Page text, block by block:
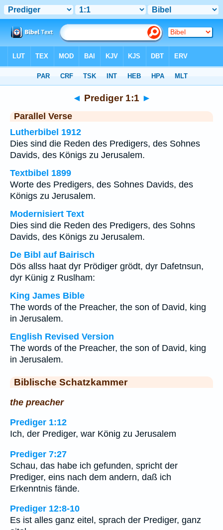
◄ Prediger 1:1 ►
Parallel Verse
Lutherbibel 1912
Dies sind die Reden des Predigers, des Sohnes
Davids, des Königs zu Jerusalem.
Textbibel 1899
Worte des Predigers, des Sohnes Davids, des
Königs zu Jerusalem.
Modernisiert Text
Dies sind die Reden des Predigers, des Sohns
Davids, des Königs zu Jerusalem.
De Bibl auf Bairisch
Dös allss haat dyr Prödiger grödt, dyr Dafetnsun,
dyr Künig z Ruslham:
King James Bible
The words of the Preacher, the son of David, king
in Jerusalem.
English Revised Version
The words of the Preacher, the son of David, king
in Jerusalem.
Biblische Schatzkammer
the preacher
Prediger 1:12
Ich, der Prediger, war König zu Jerusalem
Prediger 7:27
Schau, das habe ich gefunden, spricht der
Prediger, eins nach dem andern, daß ich
Erkenntnis fände.
Prediger 12:8-10
Es ist alles ganz eitel, sprach der Prediger, ganz